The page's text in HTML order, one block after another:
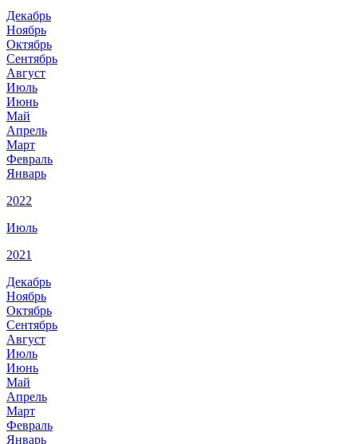
Декабрь
Ноябрь
Октябрь
Сентябрь
Август
Июль
Июнь
Май
Апрель
Март
Февраль
Январь
2022
Июль
2021
Декабрь
Ноябрь
Октябрь
Сентябрь
Август
Июль
Июнь
Май
Апрель
Март
Февраль
Январь